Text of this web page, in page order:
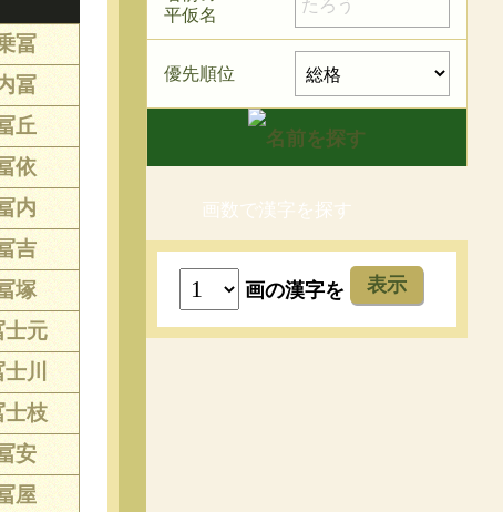
冨
冨
丘
依
内
吉
塚
士元
川
士枝
安
屋
平仮名
優先順位
画数で漢字を探す
画の漢字を 表示